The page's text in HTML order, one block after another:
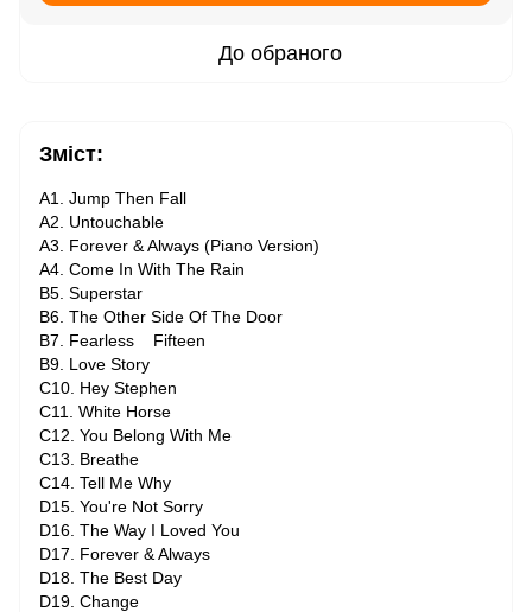
До обраного
Зміст:
A1. Jump Then Fall
A2. Untouchable
A3. Forever & Always (Piano Version)
A4. Come In With The Rain
B5. Superstar
B6. The Other Side Of The Door
B7. Fearless Fifteen
B9. Love Story
C10. Hey Stephen
C11. White Horse
C12. You Belong With Me
C13. Breathe
C14. Tell Me Why
D15. You're Not Sorry
D16. The Way I Loved You
D17. Forever & Always
D18. The Best Day
D19. Change